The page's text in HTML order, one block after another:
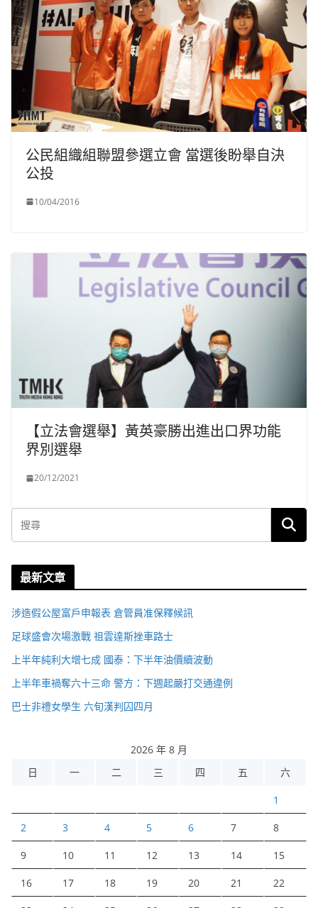
公民組織組聯盟參選立會 當選後盼舉自決
公投
10/04/2016
【立法會選舉】黃英豪勝出進出口界功能
界別選舉
20/12/2021
最新文章
涉造假公屋富戶申報表 倉管員准保釋候訊
足球盛會次場激戰 祖雲達斯挫車路士
上半年純利大增七成 國泰：下半年油價續波動
上半年車禍奪六十三命 警方：下週起嚴打交通違例
巴士非禮女學生 六旬漢判囚四月
2026 年 8 月
日
一 二 三 四 五 六
1
2 3 4 5 6 7 8
9 10 11 12 13 14 15
16 17 18 19 20 21 22